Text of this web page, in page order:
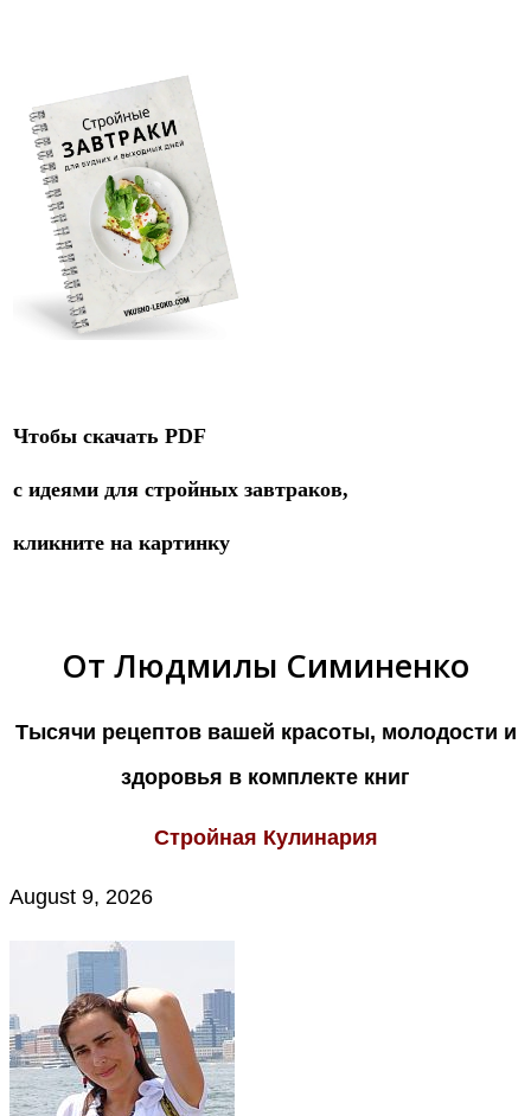
Чтобы скачать PDF
с идеями для стройных завтраков,
кликните на картинку
От Людмилы Симиненко
Тысячи рецептов вашей красоты, молодости и
здоровья в комплекте книг
Стройная Кулинария
August 9, 2026